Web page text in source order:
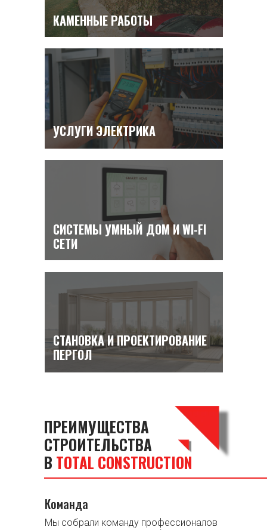
КАМЕННЫЕ РАБОТЫ
СИСТЕМЫ УМНЫЙ ДОМ И WI-FI
СЕТИ
УСТАНОВКА
ИНЖЕНЕРНЫХ СИСТЕМ
УСЛУГИ ЭЛЕКТРИКА
СТАНОВКА И ПРОЕКТИРОВАНИЕ
ПЕРГОЛ
ПРЕИМУЩЕСТВА
СТРОИТЕЛЬСТВА
В TOTAL CONSTRUCTION
Команда
Мы собрали команду профессионалов